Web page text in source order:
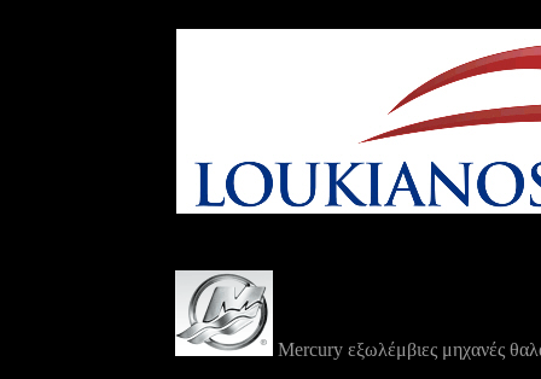
Mercury εξωλέμβιες μηχανές